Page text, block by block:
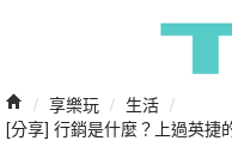
/ 享樂玩 / 生活 /
[分享] 行銷是什麼？上過英捷